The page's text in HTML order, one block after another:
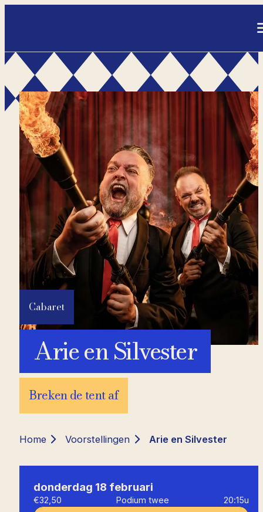
- Home pagina
Cabaret
Arie en Silvester
Breken de tent af
Home Voorstellingen Arie en Silvester
donderdag 18 februari
€32,50 Podium twee 20:15u